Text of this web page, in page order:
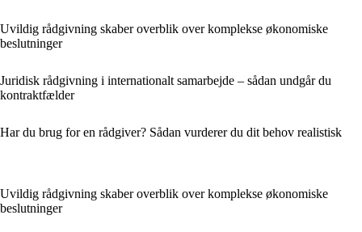
Uvildig rådgivning skaber overblik over komplekse økonomiske
beslutninger
Juridisk rådgivning i internationalt samarbejde – sådan undgår du
kontraktfælder
Har du brug for en rådgiver? Sådan vurderer du dit behov realistisk
Uvildig rådgivning skaber overblik over komplekse økonomiske
beslutninger